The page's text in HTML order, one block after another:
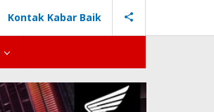
Kontak Kabar Baik